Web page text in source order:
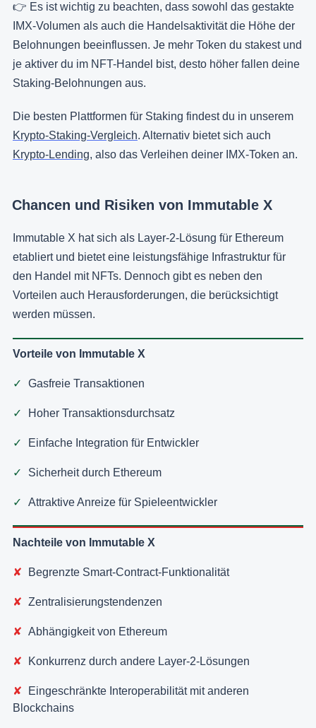
👉 Es ist wichtig zu beachten, dass sowohl das gestakte
IMX-Volumen als auch die Handelsaktivität die Höhe der
Belohnungen beeinflussen. Je mehr Token du stakest und
je aktiver du im NFT-Handel bist, desto höher fallen deine
Staking-Belohnungen aus.
Die besten Plattformen für Staking findest du in unserem
Krypto-Staking-Vergleich. Alternativ bietet sich auch
Krypto-Lending, also das Verleihen deiner IMX-Token an.
Chancen und Risiken von Immutable X
Immutable X hat sich als Layer-2-Lösung für Ethereum
etabliert und bietet eine leistungsfähige Infrastruktur für
den Handel mit NFTs. Dennoch gibt es neben den
Vorteilen auch Herausforderungen, die berücksichtigt
werden müssen.
Vorteile von Immutable X
Gasfreie Transaktionen
Hoher Transaktionsdurchsatz
Einfache Integration für Entwickler
Sicherheit durch Ethereum
Attraktive Anreize für Spieleentwickler
Nachteile von Immutable X
Begrenzte Smart-Contract-Funktionalität
Zentralisierungstendenzen
Abhängigkeit von Ethereum
Konkurrenz durch andere Layer-2-Lösungen
Eingeschränkte Interoperabilität mit anderen
Blockchains